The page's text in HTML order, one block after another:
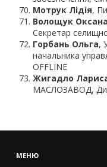
Мотрук Лідія,
Волощук Оксана
Секретар
Горбань Ольга,
начальника
OFFLINE
Жигадло
МАСЛОЗАВОД,
МЕНЮ